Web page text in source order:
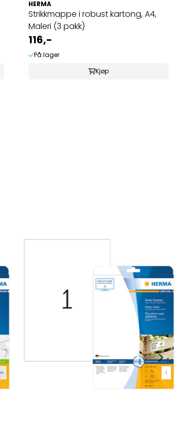
HERMA
Strikkmappe i robust kartong, A4,
Maleri (3 pakk)
116,-
På lager
Kjøp